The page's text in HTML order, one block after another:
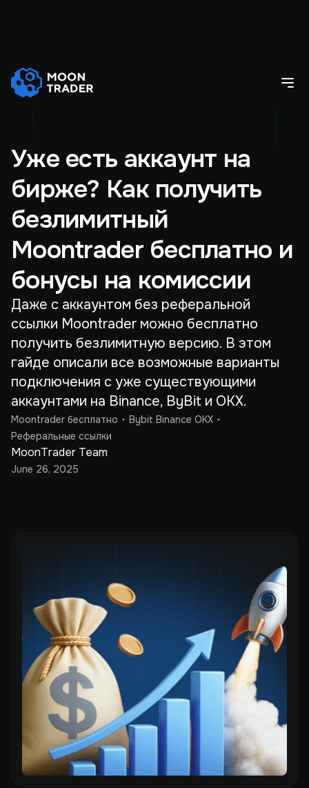
Уже есть аккаунт на
бирже? Как получить
безлимитный
Moontrader бесплатно и
бонусы на комиссии
Даже с аккаунтом без реферальной
ссылки Moontrader можно бесплатно
получить безлимитную версию. В этом
гайде описали все возможные варианты
подключения с уже существующими
аккаунтами на Binance, ByBit и OKX.
Moontrader бесплатно
Bybit Binance OKX
Реферальные ссылки
MoonTrader Team
June 26, 2025